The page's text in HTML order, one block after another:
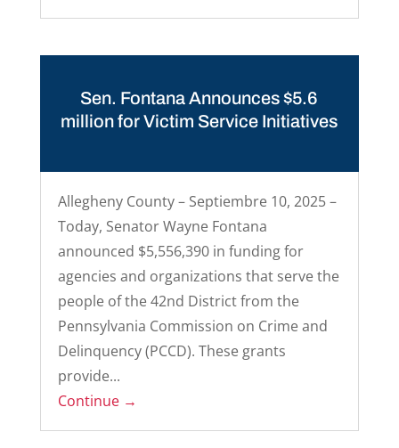
Sen. Fontana Announces $5.6
million for Victim Service Initiatives
Allegheny County – Septiembre 10, 2025 –
Today, Senator Wayne Fontana
announced $5,556,390 in funding for
agencies and organizations that serve the
people of the 42nd District from the
Pennsylvania Commission on Crime and
Delinquency (PCCD). These grants
provide...
Continue →